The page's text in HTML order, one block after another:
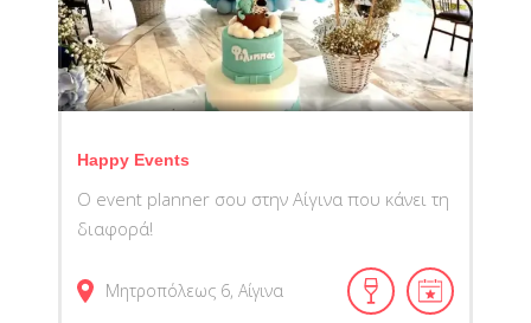
Happy Events
Ο event planner σου στην Αίγινα που κάνει τη
διαφορά!
Μητροπόλεως 6 Αίγινα